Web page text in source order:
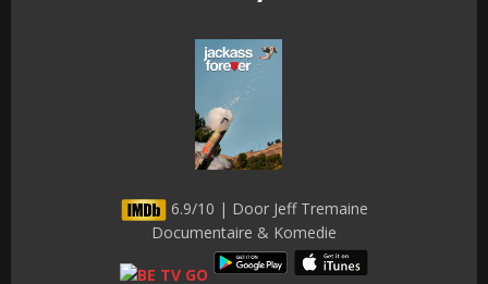
6.9/10 | Door Jeff Tremaine
Documentaire & Komedie